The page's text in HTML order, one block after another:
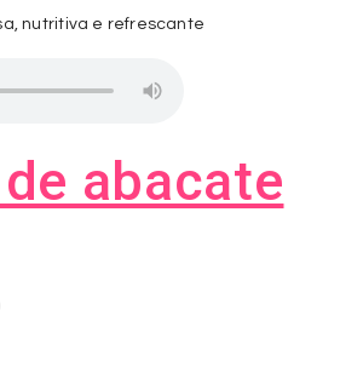
nutritiva e refrescante
abacate